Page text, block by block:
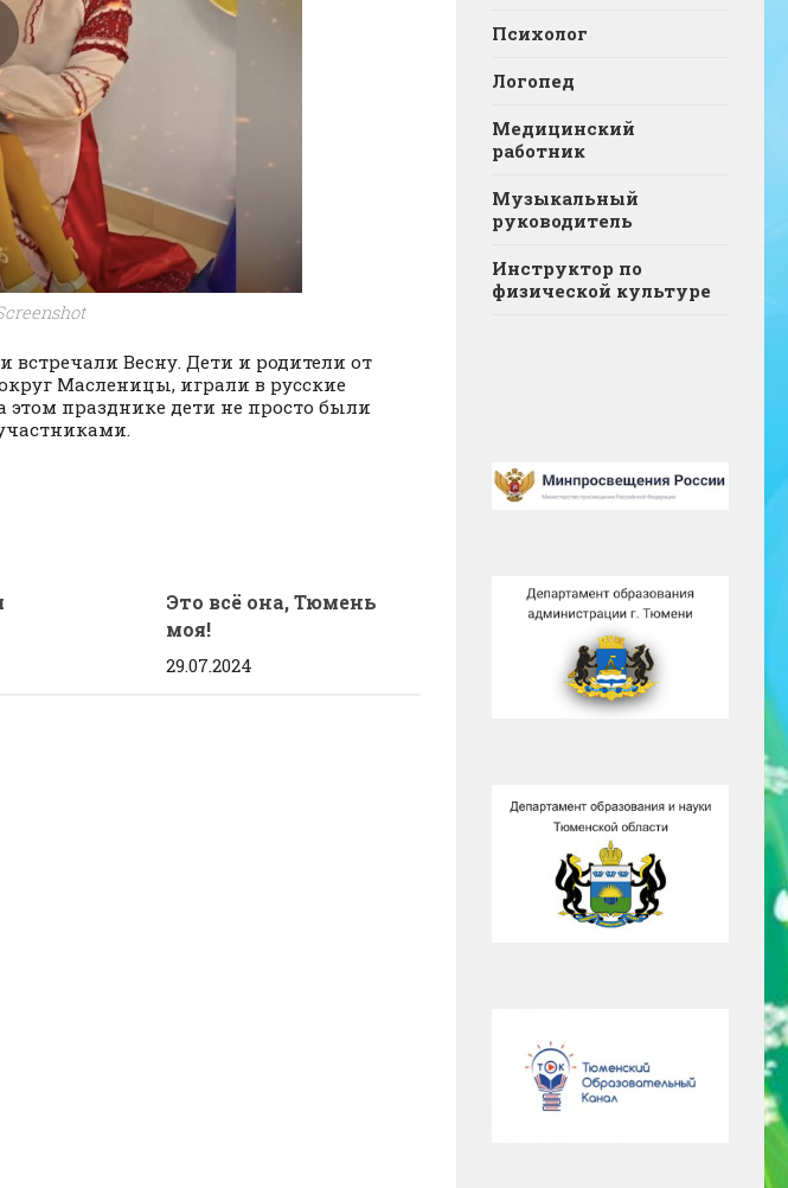
Весну. Дети и родители от
Масленицы, играли в русские
празднике дети не просто были
Это всё она, Тюмень
моя!
29.07.2024
Психолог
Логопед
Медицинский
работник
Музыкальный
руководитель
Инструктор по
физической культуре